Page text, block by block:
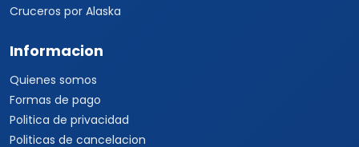
Cruceros por Alaska
Informacion
Quienes somos
Formas de pago
Politica de privacidad
Politicas de cancelacion